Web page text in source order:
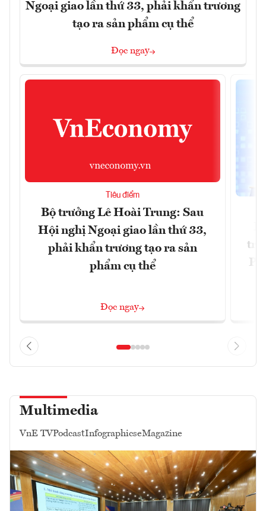
Ngoại giao lần thứ 33, phải khẩn trương
tạo ra sản phẩm cụ thể
Đọc ngay
Tiêu điểm
Bộ trưởng Lê Hoài Trung: Sau
Hội nghị Ngoại giao lần thứ 33,
phải khẩn trương tạo ra sản
phẩm cụ thể
Đọc ngay
Multimedia
VnE TVPodcastInfographicseMagazine